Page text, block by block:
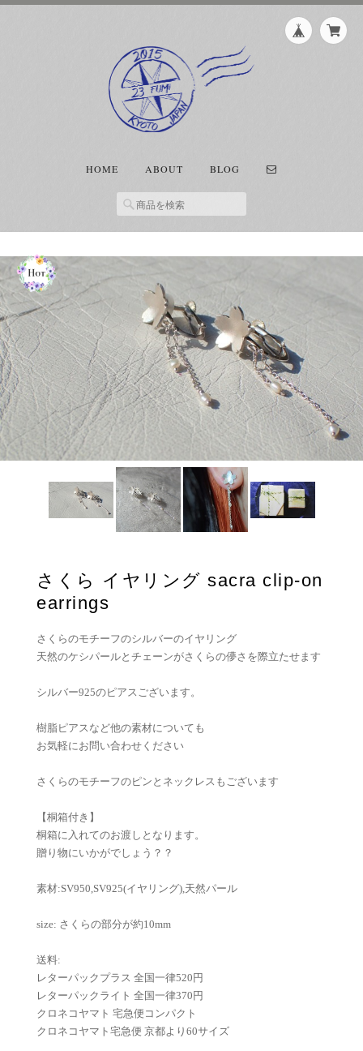
HOME ABOUT BLOG
さくら イヤリング sacra clip-on
earrings
さくらのモチーフのシルバーのイヤリング
天然のケシパールとチェーンがさくらの儚さを際立たせます
シルバー925のピアスございます。
樹脂ピアスなど他の素材についても
お気軽にお問い合わせください
さくらのモチーフのピンとネックレスもございます
【桐箱付き】
桐箱に入れてのお渡しとなります。
贈り物にいかがでしょう？？
素材:SV950,SV925(イヤリング),天然パール
size: さくらの部分が約10mm
送料:
レターパックプラス 全国一律520円
レターパックライト 全国一律370円
クロネコヤマト 宅急便コンパクト
クロネコヤマト宅急便 京都より60サイズ